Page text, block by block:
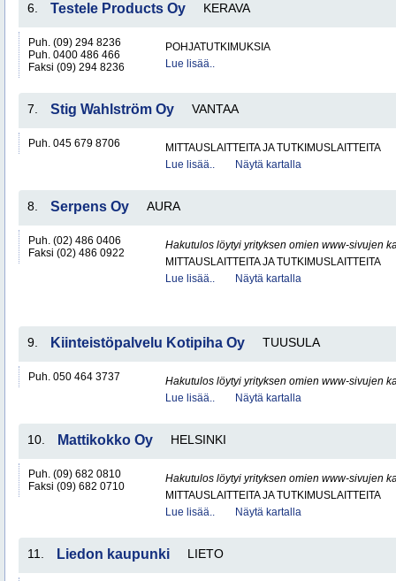
6. Testele Products Oy KERAVA
Puh. (09) 294 8236
Puh. 0400 486 466
Faksi (09) 294 8236
POHJATUTKIMUKSIA
Lue lisää..
7. Stig Wahlström Oy VANTAA
Puh. 045 679 8706
MITTAUSLAITTEITA JA TUTKIMUSLAITTEITA
Lue lisää..
Näytä kartalla
8. Serpens Oy AURA
Puh. (02) 486 0406
Faksi (02) 486 0922
Hakutulos löytyi yrityksen omien www-sivujen
MITTAUSLAITTEITA JA TUTKIMUSLAITTEITA
Lue lisää..
Näytä kartalla
9. Kiinteistöpalvelu Kotipiha Oy TUUSULA
Puh. 050 464 3737
Hakutulos löytyi yrityksen omien www-sivujen
Lue lisää..
Näytä kartalla
10. Mattikokko Oy HELSINKI
Puh. (09) 682 0810
Faksi (09) 682 0710
Hakutulos löytyi yrityksen omien www-sivujen
MITTAUSLAITTEITA JA TUTKIMUSLAITTEITA
Lue lisää..
Näytä kartalla
11. Liedon kaupunki LIETO